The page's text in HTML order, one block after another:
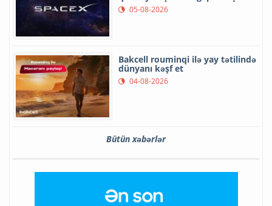
05-08-2026
Bakcell rouminqi ilə yay tətilində
dünyanı kəşf et
04-08-2026
Bütün xəbərlər